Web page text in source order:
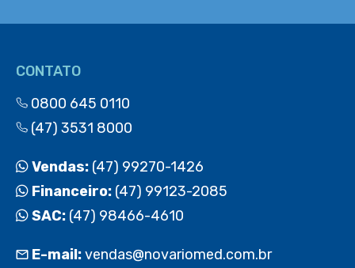
CONTATO
0800 645 0110
(47) 3531 8000
Vendas: (47) 99270-1426
Financeiro: (47) 99123-2085
SAC: (47) 98466-4610
E-mail:vendas@novariomed.com.br